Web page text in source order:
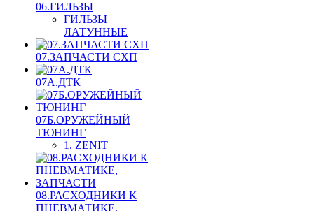
06.ГИЛЬЗЫ
ГИЛЬЗЫ
ЛАТУННЫЕ
07.ЗАПЧАСТИ СХП
07А.ДТК
07Б.ОРУЖЕЙНЫЙ
ТЮНИНГ
1. ZENIT
08.РАСХОДНИКИ К
ПНЕВМАТИКЕ,